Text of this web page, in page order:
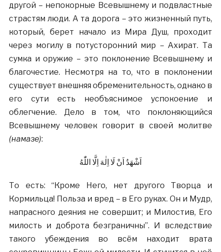
другой – непокорные Всевышнему и подвластные
страстям люди. А та дорога – это жизненный путь,
который, берет начало из Мира Душ, проходит
через могилу в потусторонний мир – Ахират. Та
сумка и оружие – это поклонение Всевышнему и
благочестие. Несмотря на то, что в поклонении
существует внешняя обременительность, однако в
его сути есть необъяснимое успокоение и
облегчение. Дело в том, что поклоняющийся
Всевышнему человек говорит в своей молитве
(намазе):
اَشْهَدُ اَنْ لَا اِلٰهَ اِلَّا اللّٰهُ
То есть: “Кроме Него, нет другого Творца и
Кормильца! Польза и вред – в Его руках. Он и Мудр,
напрасного деяния не совершит; и Милостив, Его
милость и доброта безграничны”. И вследствие
такого убеждения во всём находит врата